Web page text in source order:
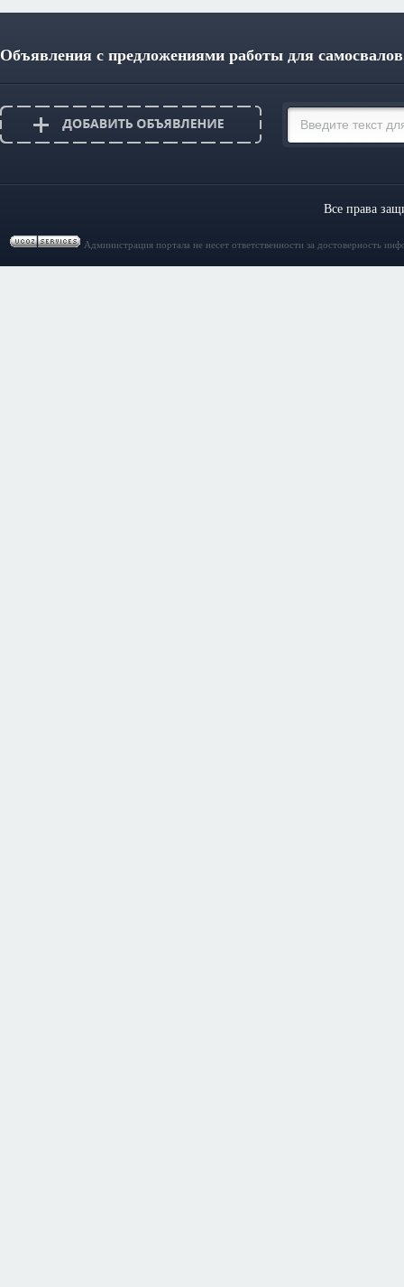
Объявления с предложениями работы для
Все права
Администрация портала не несет ответственности за достоверность